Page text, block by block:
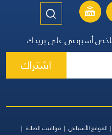
أسبوعي على بريدك
اشتراك
الموقع الأسباني
مواقيت الصلاة